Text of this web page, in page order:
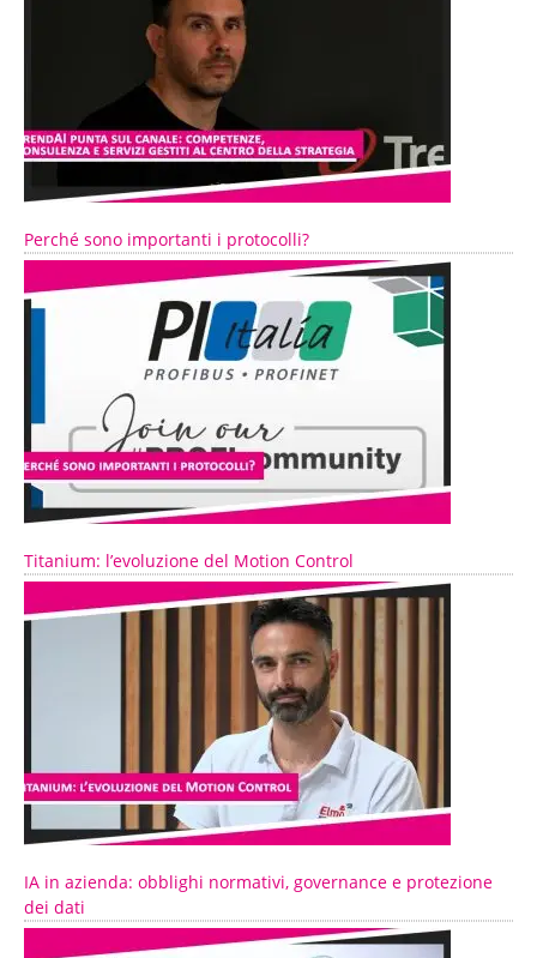
Perché sono importanti i protocolli?
Titanium: l’evoluzione del Motion Control
IA in azienda: obblighi normativi, governance e protezione
dei dati